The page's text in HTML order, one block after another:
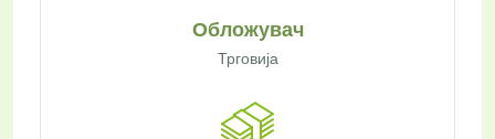
Обложувач
Трговија